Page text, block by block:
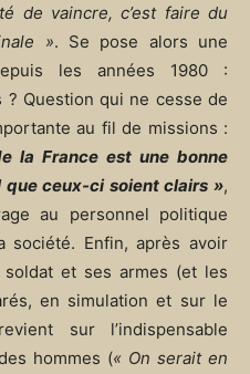
de vaincre, c’est faire du
». Se pose alors une
les années 1980 :
Question qui ne cesse de
au fil de missions :
la France est une bonne
ceux-ci soient clairs »,
au personnel politique
société. Enfin, après avoir
et ses armes (et les
en simulation et sur le
sur l’indispensable
hommes (« On serait en